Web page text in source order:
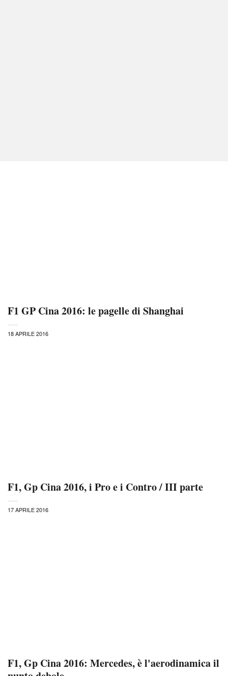
F1 GP Cina 2016: le pagelle di Shanghai
18 APRILE 2016
F1, Gp Cina 2016, i Pro e i Contro / III parte
17 APRILE 2016
F1, Gp Cina 2016: Mercedes, è l'aerodinamica il